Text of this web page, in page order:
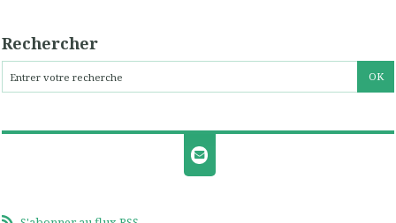
Rechercher